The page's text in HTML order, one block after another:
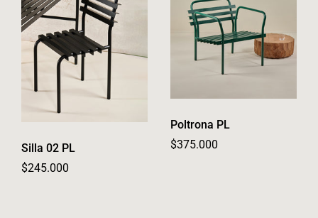
Silla 02 PL
Regular price
$245.000
Poltrona PL
Regular price
$375.000